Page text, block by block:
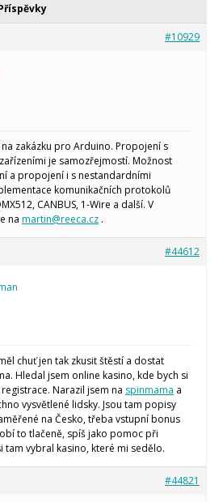
#10929
zakázku pro Arduino. Propojení s
je samozřejmostí. Možnost
a propojení i s nestandardními
komunikačních protokolů
CANBUS, 1-Wire a další. V
na martin@reeca.cz .
#44612
chuť jen tak zkusit štěstí a dostat
Hledal jsem online kasino, kde bych si
Narazil jsem na spinmama a
vysvětlené lidsky. Jsou tam popisy
na Česko, třeba vstupní bonus
to tlačeně, spíš jako pomoc při
tam vybral kasino, které mi sedělo.
#44821